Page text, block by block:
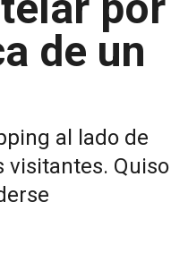
de un
al lado de
visitantes. Quiso